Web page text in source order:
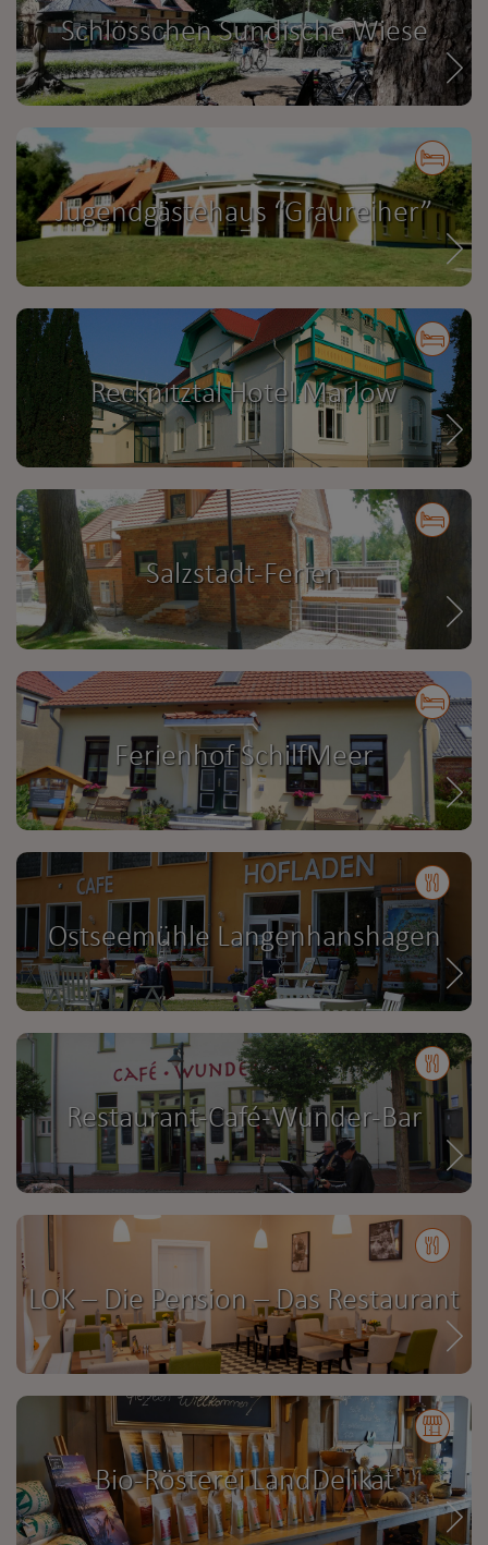
Schlösschen Sundische Wiese
Jugendgästehaus “Graureiher”
Recknitztal Hotel Marlow
Salzstadt-Ferien
Ferienhof SchilfMeer
Ostseemühle Langenhanshagen
Restaurant-Café-Wunder-Bar
LOK – Die Pension – Das Restaurant
Bio-Rösterei LandDelikat